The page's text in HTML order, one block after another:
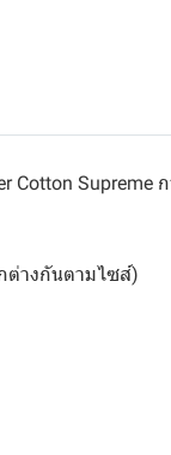
Cotton Supreme
ต่างกันตามไซส์)